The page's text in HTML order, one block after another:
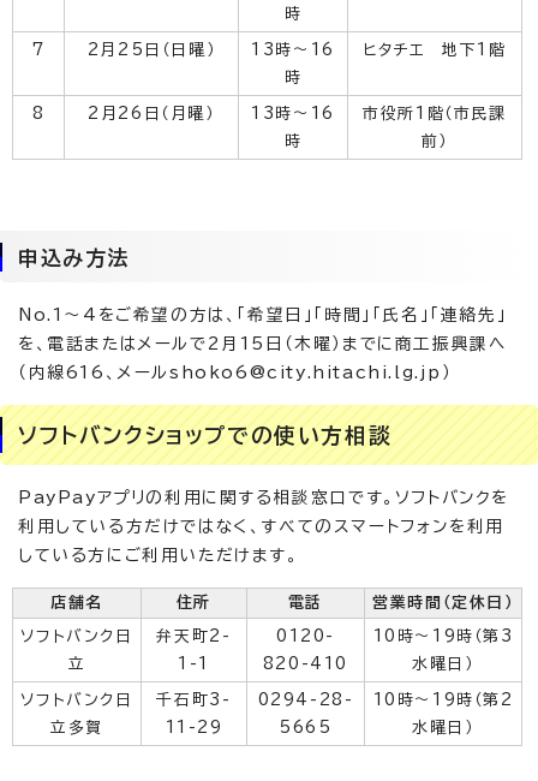
時
7 2月25日（日曜）
13時～16
時
ヒタチエ 地下1階
8 2月26日（月曜）
13時～16
時
市役所1階（市民課
前）
申込み方法
No.1～4をご希望の方は、「希望日」「時間」「氏名」「連絡先」
を、電話またはメールで2月15日（木曜）までに商工振興課へ
（内線616、メールshoko6@city.hitachi.lg.jp）
ソフトバンクショップでの使い方相談
PayPayアプリの利用に関する相談窓口です。ソフトバンクを
利用している方だけではなく、すべてのスマートフォンを利用
している方にご利用いただけます。
店舗名 住所 電話 営業時間（定休日）
ソフトバンク日
立
弁天町2-
1-1
0120-
820-410
10時～19時（第3
水曜日）
ソフトバンク日
立多賀
千石町3-
11-29
0294-28-
5665
10時～19時（第2
水曜日）